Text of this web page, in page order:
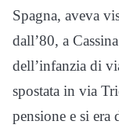
Spagna, aveva
dall’80, a
dell’infanzia di
spostata in via
pensione e si era